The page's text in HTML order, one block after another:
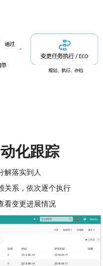
化跟踪
解落实到人
关系，依次逐个执行
看变更进展情况